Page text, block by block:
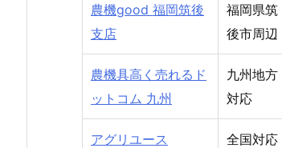
農機good 福岡筑後
支店
福岡県筑
後市周辺
農機具高く売れるド
ットコム 九州
九州地方
対応
アグリユース 全国対応